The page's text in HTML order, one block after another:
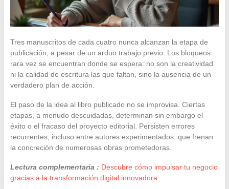
Tres manuscritos de cada cuatro nunca alcanzan la etapa de
publicación, a pesar de un arduo trabajo previo. Los bloqueos
rara vez se encuentran donde se espera: no son la creatividad
ni la calidad de escritura las que faltan, sino la ausencia de un
verdadero plan de acción.
El paso de la idea al libro publicado no se improvisa. Ciertas
etapas, a menudo descuidadas, determinan sin embargo el
éxito o el fracaso del proyecto editorial. Persisten errores
recurrentes, incluso entre autores experimentados, que frenan
la concreción de numerosas obras prometedoras.
Lectura complementaria : Descubre cómo impulsar tu negocio
gracias a la transformación digital innovadora